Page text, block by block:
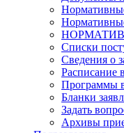
Списки
Сведения о
Расписание
Программы
Бланки
Задать
Архивы